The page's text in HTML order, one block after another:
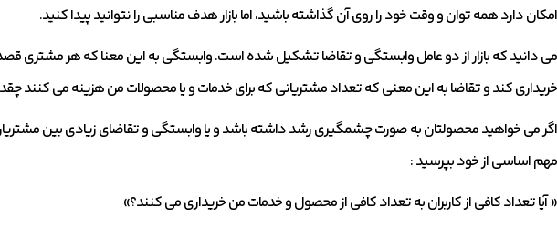
امکان دارد همه توان و وقت خود را روی آن گذاشته باشید، اما بازار هدف مناسبی را نتوانید پیدا کنید.
می دانید که بازار از دو عامل وابستگی و تقاضا تشکیل شده است. وابستگی به این معنا که هر مشتری
خریداری کند و تقاضا به این معنی که تعداد مشتریانی که برای خدمات و یا محصولات من هزینه می کنند
اگر می خواهید محصولتان به صورت چشمگیری رشد داشته باشد و یا وابستگی و تقاضای زیادی بین
مهم اساسی از خود بپرسید :
« آیا تعداد کافی از کاربران به تعداد کافی از محصول و خدمات من خریداری می کنند؟»